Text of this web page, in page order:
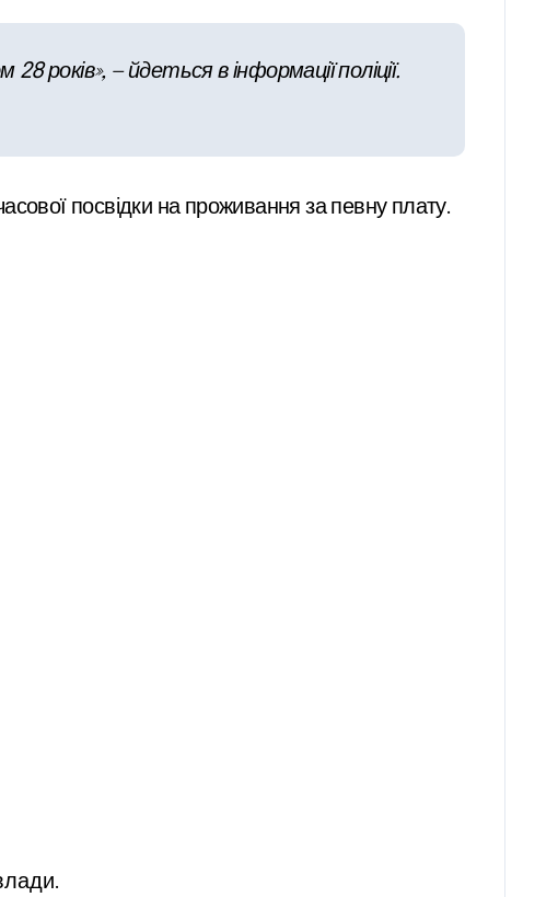
років», — йдеться в інформації поліції.
посвідки на проживання за певну плату.